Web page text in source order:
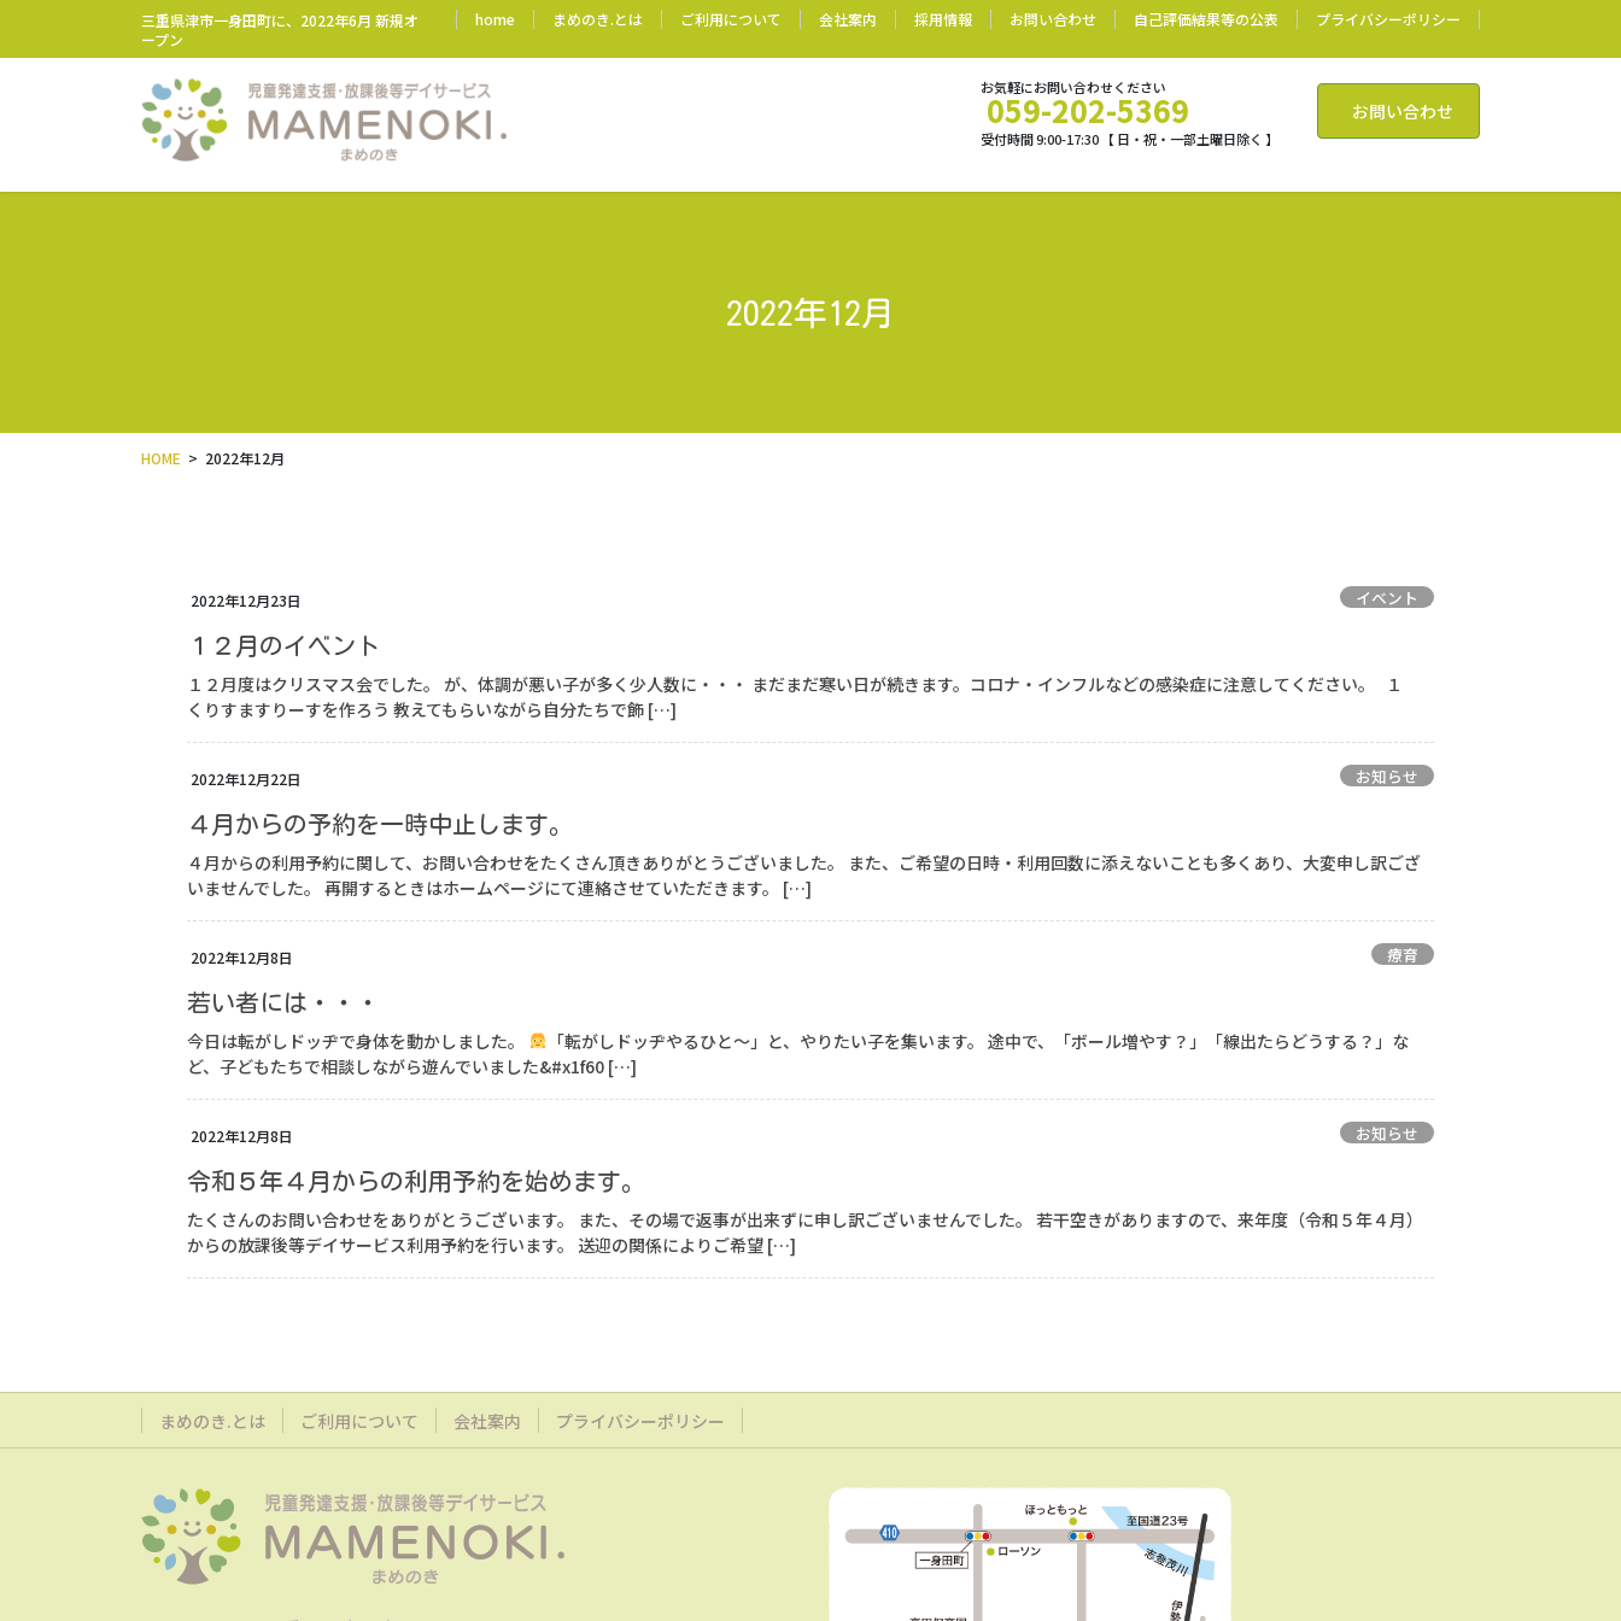
移
ン
三重県津市一身田町に、2022年6月 新規オ
ープン
home まめのき.とは ご利用について 会社案内 採用情報 お問い合わせ 自己評価結果等の公表 プライバシーポリシー
お気軽にお問い合わせください
059-202-5369
受付時間 9:00-17:30 【 日・祝・一部土曜日除く 】
お問い合わせ
2022年12月
HOME 2022年12月
2022年12月23日 イベント
１２月のイベント
１２月度はクリスマス会でした。 が、体調が悪い子が多く少人数に・・・ まだまだ寒い日が続きます。コロナ・インフルなどの感染症に注意してください。 １
くりすますりーすを作ろう 教えてもらいながら自分たちで飾 […]
2022年12月22日 お知らせ
４月からの予約を一時中止します。
４月からの利用予約に関して、お問い合わせをたくさん頂きありがとうございました。 また、ご希望の日時・利用回数に添えないことも多くあり、大変申し訳ござ
いませんでした。 再開するときはホームページにて連絡させていただきます。 […]
2022年12月8日 療育
若い者には・・・
今日は転がしドッヂで身体を動かしました。
「転がしドッヂやるひと～」と、やりたい子を集います。 途中で、「ボール増やす？」「線出たらどうする？」な
ど、子どもたちで相談しながら遊んでいました&#x1f60 […]
2022年12月8日 お知らせ
令和５年４月からの利用予約を始めます。
たくさんのお問い合わせをありがとうございます。 また、その場で返事が出来ずに申し訳ございませんでした。 若干空きがありますので、来年度（令和５年４月）
からの放課後等デイサービス利用予約を行います。 送迎の関係によりご希望 […]
まめのき.とは ご利用について 会社案内 プライバシーポリシー